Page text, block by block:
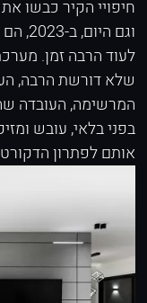
חיפויי הקיר כבשו
וגם
לעוד הרבה זמן.
שלא דורשת הרבה,
המרשימה, העובדה
בפני בלאי, עובש
אותם לפתרון